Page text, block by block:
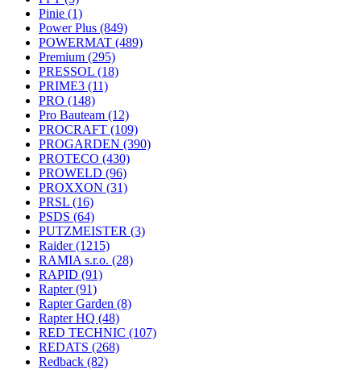
Pinie (1)
Power Plus (849)
POWERMAT (489)
Premium (295)
PRESSOL (18)
PRIME3 (11)
PRO (148)
Pro Bauteam (12)
PROCRAFT (109)
PROGARDEN (390)
PROTECO (430)
PROWELD (96)
PROXXON (31)
PRSL (16)
PSDS (64)
PUTZMEISTER (3)
Raider(1215)
RAMIA s.r.o. (28)
RAPID (91)
Rapter(91)
Rapter Garden (8)
Rapter HQ (48)
RED TECHNIC (107)
REDATS (268)
Redback (82)